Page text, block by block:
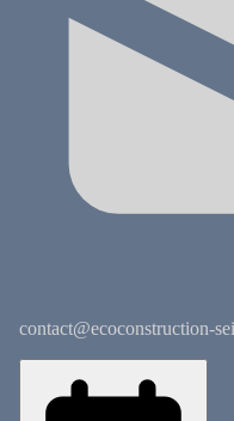
contact@ecoconstruction-